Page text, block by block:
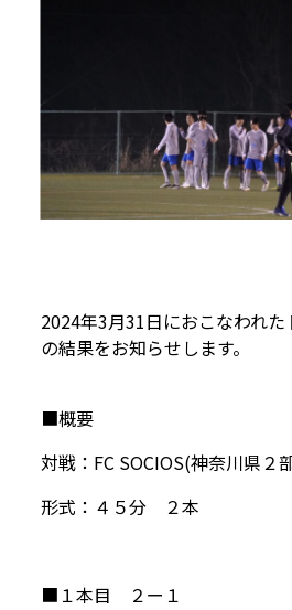
2024年3月31日におこなわれ
の結果をお知らせします。
■概要
対戦：FC SOCIOS(神奈川県２
形式：４５分 ２本
■１本目 ２ー１